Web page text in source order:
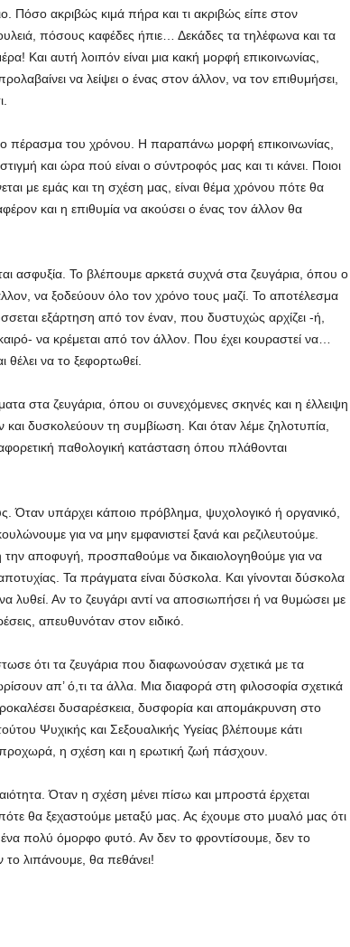
Πόσο ακριβώς κιμά πήρα και τι ακριβώς είπε στον
πόσους καφέδες ήπιε… Δεκάδες τα τηλέφωνα και τα
Και αυτή λοιπόν είναι μια κακή μορφή επικοινωνίας,
να λείψει ο ένας στον άλλον, να τον επιθυμήσει,
πέρασμα του χρόνου. Η παραπάνω μορφή επικοινωνίας,
και ώρα πού είναι ο σύντροφός μας και τι κάνει. Ποιοι
με εμάς και τη σχέση μας, είναι θέμα χρόνου πότε θα
και η επιθυμία να ακούσει ο ένας τον άλλον θα
ασφυξία. Το βλέπουμε αρκετά συχνά στα ζευγάρια, όπου ο
να ξοδεύουν όλο τον χρόνο τους μαζί. Το αποτέλεσμα
εξάρτηση από τον έναν, που δυστυχώς αρχίζει -ή,
να κρέμεται από τον άλλον. Που έχει κουραστεί να…
να το ξεφορτωθεί.
στα ζευγάρια, όπου οι συνεχόμενες σκηνές και η έλλειψη
δυσκολεύουν τη συμβίωση. Και όταν λέμε ζηλοτυπία,
παθολογική κατάσταση όπου πλάθονται
Όταν υπάρχει κάποιο πρόβλημα, ψυχολογικό ή οργανικό,
για να μην εμφανιστεί ξανά και ρεζιλευτούμε.
την αποφυγή, προσπαθούμε να δικαιολογηθούμε για να
Τα πράγματα είναι δύσκολα. Και γίνονται δύσκολα
λυθεί. Αν το ζευγάρι αντί να αποσιωπήσει ή να θυμώσει με
απευθυνόταν στον ειδικό.
ότι τα ζευγάρια που διαφωνούσαν σχετικά με τα
απ’ ό,τι τα άλλα. Μια διαφορά στη φιλοσοφία σχετικά
δυσαρέσκεια, δυσφορία και απομάκρυνση στο
Ψυχικής και Σεξουαλικής Υγείας βλέπουμε κάτι
η σχέση και η ερωτική ζωή πάσχουν.
Όταν η σχέση μένει πίσω και μπροστά έρχεται
θα ξεχαστούμε μεταξύ μας. Ας έχουμε στο μυαλό μας ότι
πολύ όμορφο φυτό. Αν δεν το φροντίσουμε, δεν το
λιπάνουμε, θα πεθάνει!